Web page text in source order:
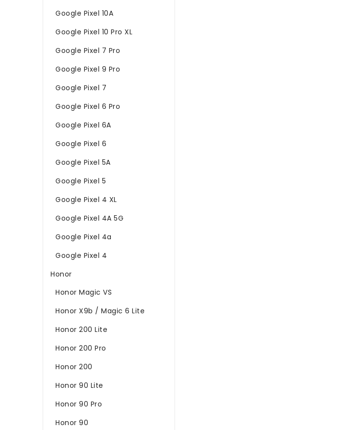
Google Pixel 10A
Google Pixel 10 Pro XL
Google Pixel 7 Pro
Google Pixel 9 Pro
Google Pixel 7
Google Pixel 6 Pro
Google Pixel 6A
Google Pixel 6
Google Pixel 5A
Google Pixel 5
Google Pixel 4 XL
Google Pixel 4A 5G
Google Pixel 4a
Google Pixel 4
Honor
Honor Magic VS
Honor X9b / Magic 6 Lite
Honor 200 Lite
Honor 200 Pro
Honor 200
Honor 90 Lite
Honor 90 Pro
Honor 90